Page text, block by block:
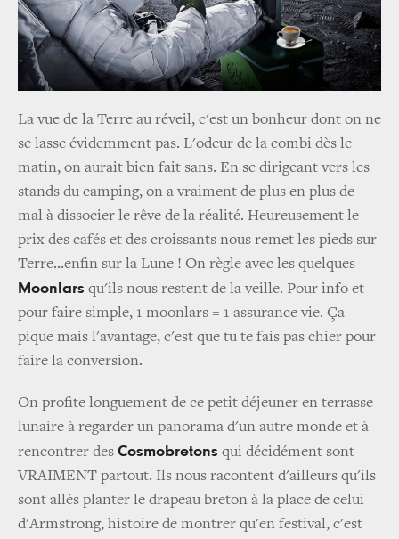
La vue de la Terre au réveil, c'est un bonheur dont on ne
se lasse évidemment pas. L'odeur de la combi dès le
matin, on aurait bien fait sans. En se dirigeant vers les
stands du camping, on a vraiment de plus en plus de
mal à dissocier le rêve de la réalité. Heureusement le
prix des cafés et des croissants nous remet les pieds sur
Terre...enfin sur la Lune ! On règle avec les quelques
Moonlars qu'ils nous restent de la veille. Pour info et
pour faire simple, 1 moonlars = 1 assurance vie. Ça
pique mais l'avantage, c'est que tu te fais pas chier pour
faire la conversion.
On profite longuement de ce petit déjeuner en terrasse
lunaire à regarder un panorama d'un autre monde et à
rencontrer des Cosmobretons qui décidément sont
VRAIMENT partout. Ils nous racontent d'ailleurs qu'ils
sont allés planter le drapeau breton à la place de celui
d'Armstrong, histoire de montrer qu'en festival, c'est